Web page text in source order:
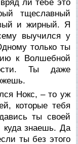
ли тебе это
тщеславный
и жирный. Я
выучился у
только ты
к Волшебной
Ты даже
Нокс, – то уж
которые тебя
ты своей
куда знаешь. Да
ты без этого